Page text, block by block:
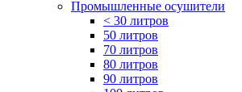
Промышленные осушители
< 30 литров
50 литров
70 литров
80 литров
90 литров